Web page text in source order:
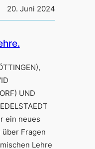
20. Juni 2024
UND
ein neues
über Fragen
Lehre